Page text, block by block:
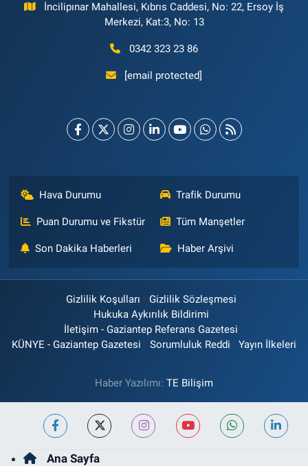
İncilipınar Mahallesi, Kıbrıs Caddesi, No: 22, Ersoy İş
Merkezi, Kat:3, No: 13
0342 323 23 86
[email protected]
Hava Durumu Trafik Durumu
Puan Durumu ve Fikstür Tüm Manşetler
Son Dakika Haberleri Haber Arşivi
Gizlilik Koşulları
Gizlilik Sözleşmesi
Hukuka Aykırılık Bildirimi
İletişim - Gaziantep Referans Gazetesi
KÜNYE - Gaziantep Gazetesi
Sorumluluk Reddi Yayın İlkeleri
Haber Yazılımı: TE Bilişim
Ana Sayfa